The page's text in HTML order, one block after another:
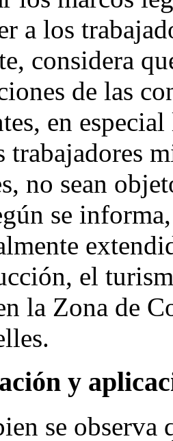
a los
considera
de las
en
trabajadores
no sean
se
el
la Zona de
y
se observa